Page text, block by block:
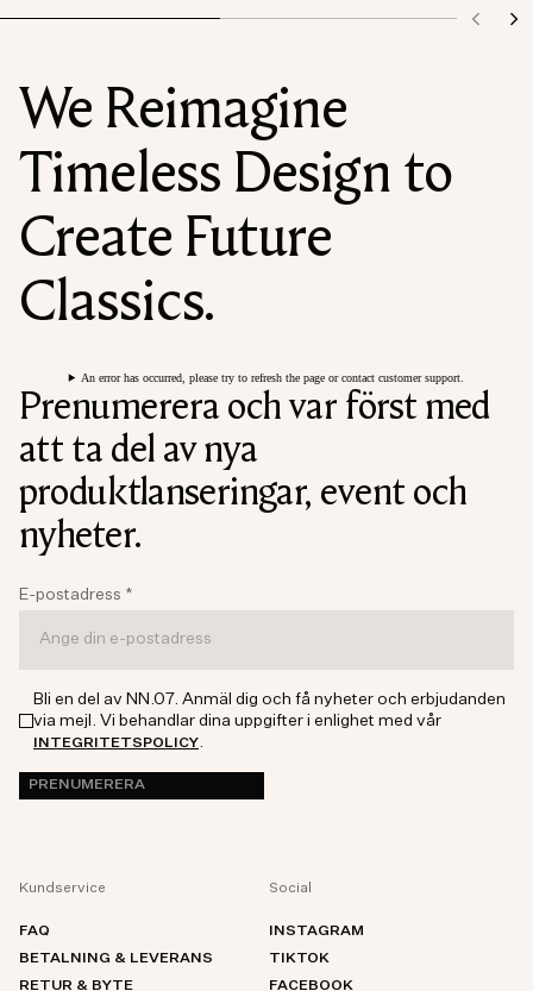
We Reimagine
Timeless Design to
Create Future
Classics.
An error has occurred, please try to refresh the page or contact customer support.
Prenumerera och var först med
att ta del av nya
produktlanseringar, event och
nyheter.
E-postadress *
Bli en del av NN.07. Anmäl dig och få nyheter och erbjudanden
via mejl. Vi behandlar dina uppgifter i enlighet med vår
INTEGRITETSPOLICY.
PRENUMERERA
Kundservice
FAQ
BETALNING & LEVERANS
RETUR & BYTE
Social
INSTAGRAM
TIKTOK
FACEBOOK